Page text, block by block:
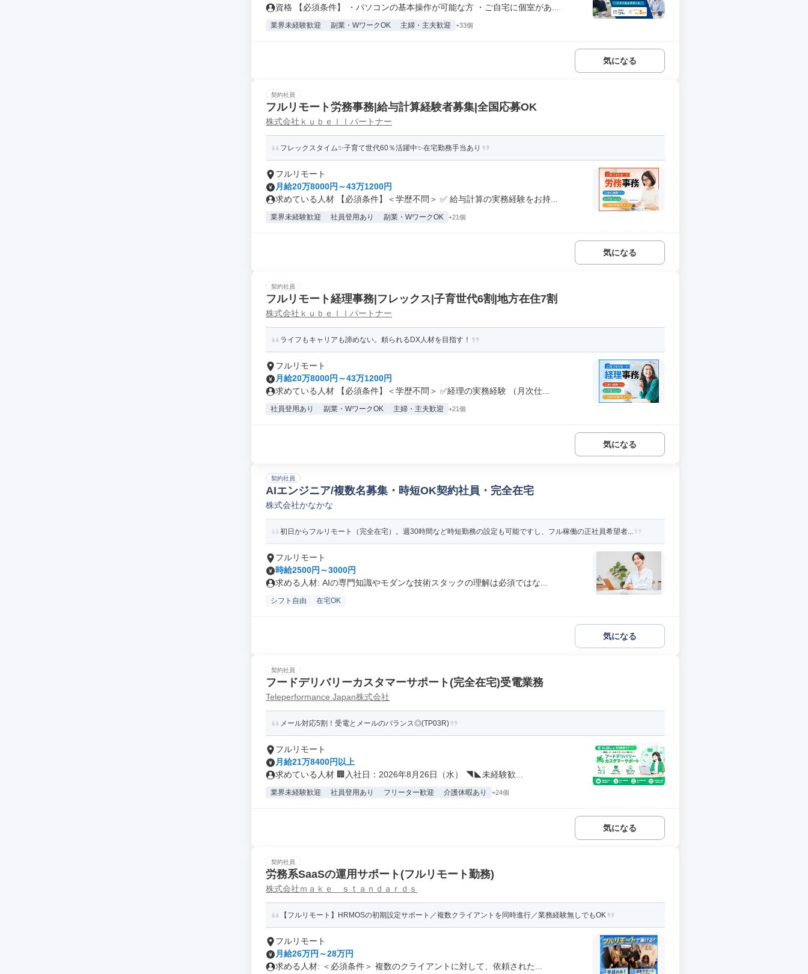
資格 【必須条件】 ・パソコンの基本操作が可能な方 ・ご自宅に個室があ...
業界未経験歓迎 副業・WワークOK 主婦・主夫歓迎 +33個
気になる
契約社員
フルリモート労務事務|給与計算経験者募集|全国応募OK
株式会社ｋｕｂｅｌｌパートナー
フレックスタイム✨子育て世代60％活躍中✨在宅勤務手当あり
フルリモート
月給20万8000円～43万1200円
求めている人材 【必須条件】＜学歴不問＞ ✅ 給与計算の実務経験をお持...
業界未経験歓迎 社員登用あり 副業・WワークOK +21個
気になる
契約社員
フルリモート経理事務|フレックス|子育世代6割|地方在住7割
株式会社ｋｕｂｅｌｌパートナー
ライフもキャリアも諦めない。頼られるDX人材を目指す！
フルリモート
月給20万8000円～43万1200円
求めている人材 【必須条件】＜学歴不問＞ ✅️経理の実務経験 （月次仕...
社員登用あり 副業・WワークOK 主婦・主夫歓迎 +21個
気になる
契約社員
AIエンジニア/複数名募集・時短OK契約社員・完全在宅
株式会社かなかな
初日からフルリモート（完全在宅）。週30時間など時短勤務の設定も可能ですし、フル稼働の正社員希望者...
フルリモート
時給2500円～3000円
求める人材: AIの専門知識やモダンな技術スタックの理解は必須ではな...
シフト自由 在宅OK
気になる
契約社員
フードデリバリーカスタマーサポート(完全在宅)受電業務
Teleperformance Japan株式会社
メール対応5割！受電とメールのバランス◎(TP03R)
フルリモート
月給21万8400円以上
求めている人材 🏢入社日：2026年8月26日（水） ◥◣未経験歓...
業界未経験歓迎 社員登用あり フリーター歓迎 介護休暇あり +24個
気になる
契約社員
労務系SaaSの運用サポート(フルリモート勤務)
株式会社ｍａｋｅ ｓｔａｎｄａｒｄｓ
【フルリモート】HRMOSの初期設定サポート／複数クライアントを同時進行／業務経験無しでもOK
フルリモート
月給26万円～28万円
求める人材: ＜必須条件＞ 複数のクライアントに対して、依頼された...